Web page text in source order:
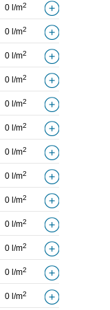
0 l/m2
0 l/m2
0 l/m2
0 l/m2
0 l/m2
0 l/m2
0 l/m2
0 l/m2
0 l/m2
0 l/m2
0 l/m2
0 l/m2
0 l/m2